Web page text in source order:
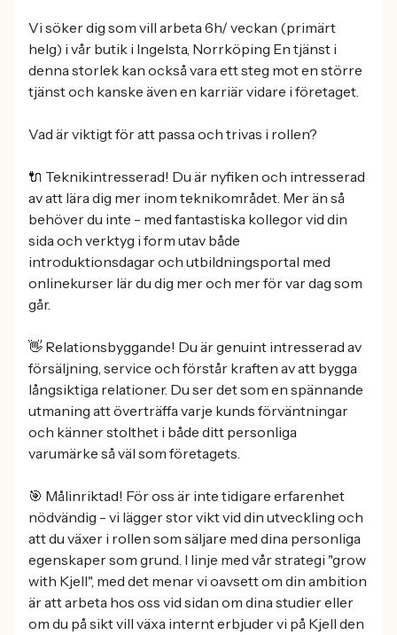
Vi söker dig som vill arbeta 6h/ veckan (primärt
helg) i vår butik i Ingelsta, Norrköping En tjänst i
denna storlek kan också vara ett steg mot en större
tjänst och kanske även en karriär vidare i företaget.
Vad är viktigt för att passa och trivas i rollen?
🔌 Teknikintresserad! Du är nyfiken och intresserad
av att lära dig mer inom teknikområdet. Mer än så
behöver du inte - med fantastiska kollegor vid din
sida och verktyg i form utav både
introduktionsdagar och utbildningsportal med
onlinekurser lär du dig mer och mer för var dag som
går.
👋 Relationsbyggande! Du är genuint intresserad av
försäljning, service och förstår kraften av att bygga
långsiktiga relationer. Du ser det som en spännande
utmaning att överträffa varje kunds förväntningar
och känner stolthet i både ditt personliga
varumärke så väl som företagets.
🎯 Målinriktad! För oss är inte tidigare erfarenhet
nödvändig - vi lägger stor vikt vid din utveckling och
att du växer i rollen som säljare med dina personliga
egenskaper som grund. I linje med vår strategi "grow
with Kjell", med det menar vi oavsett om din ambition
är att arbeta hos oss vid sidan om dina studier eller
om du på sikt vill växa internt erbjuder vi på Kjell den